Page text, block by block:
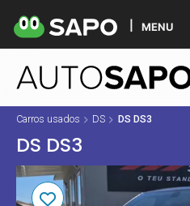
MENU
Carros usados DS DS DS3
DS DS3